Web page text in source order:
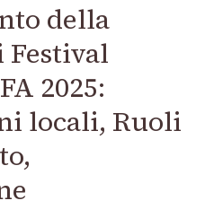
della
2025:
locali, Ruoli